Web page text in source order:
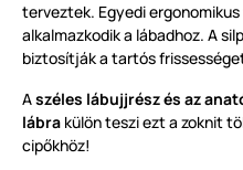
terveztek. Egyedi
alkalmazkodik a lábadhoz. A
biztosítják a tartós
Aszéles lábujjrész és az
lábra külön teszi ezt a zoknit
cipőkhöz!